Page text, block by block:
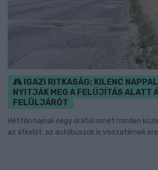
IGAZI RITKASÁG: KILENC
NYITJÁK MEG A FELÚJÍTÁS ALATT
FELÜLJÁRÓT
Hétfőn hajnali négy órától ismét minden
az átkelőt, az autóbuszok is visszatérnek